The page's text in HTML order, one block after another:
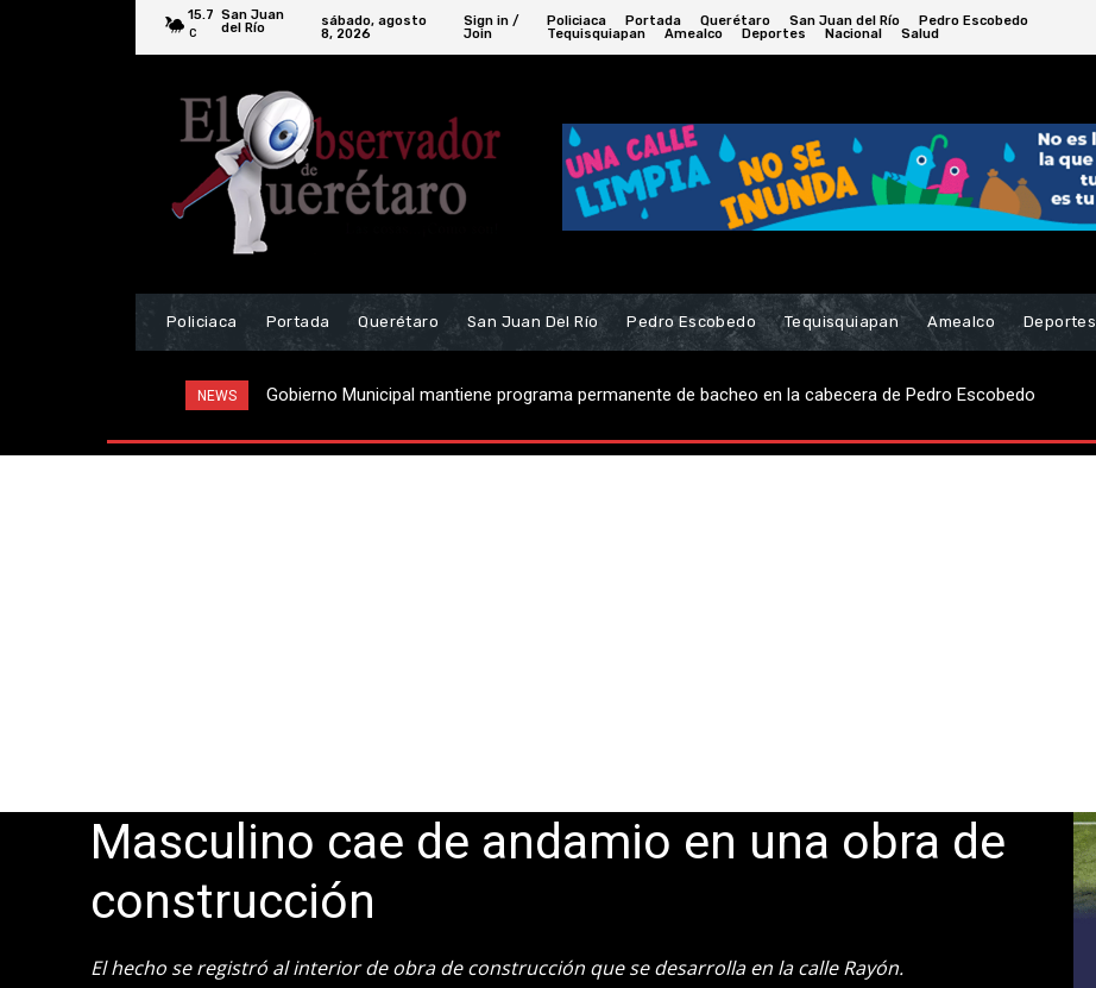
15.7
C
San Juan
del Río
sábado, agosto
8, 2026
Sign in /
Join
Policiaca Portada Querétaro San Juan del Río
Pedro Escobedo
Tequisquiapan
Amealco Deportes Nacional Salud
Policiaca Portada Querétaro San Juan Del Río Pedro Escobedo Tequisquiapan Amealco Deportes
NEWS Localizan vehículo relacionado a robo de casa-habitación; hay dos detenidos
Masculino cae de andamio en una obra de
construcción
El hecho se registró al interior de obra de construcción que se desarrolla en la calle Rayón.